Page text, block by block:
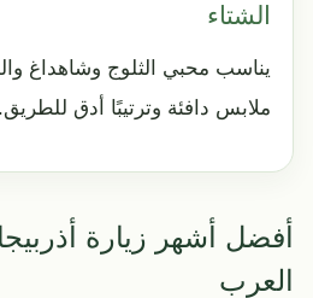
الشتاء
يناسب محبي الثلوج وشاهداغ
ملابس دافئة وترتيبًا أدق للطريق.
أفضل أشهر زيارة
العرب